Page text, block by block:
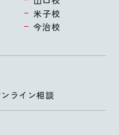
ライン相談
米子校
今治校